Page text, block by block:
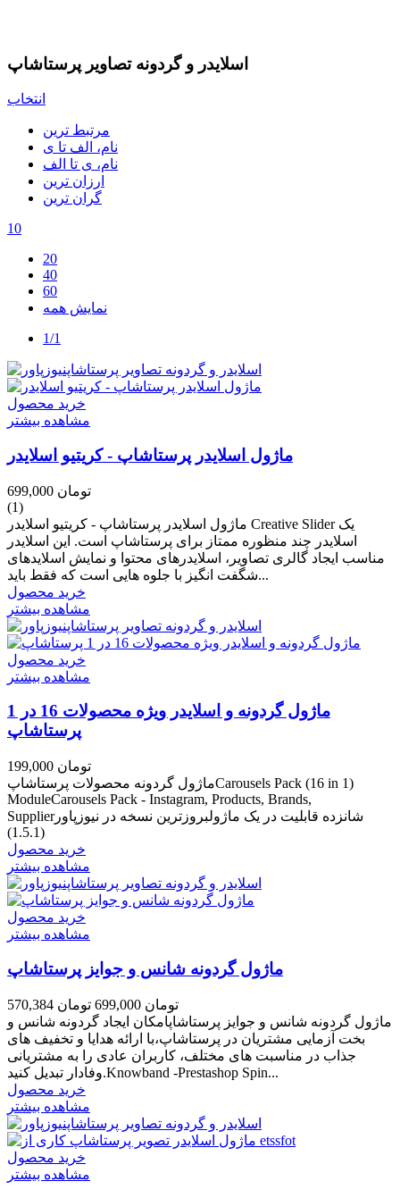
اسلایدر و گردونه تصاویر پرستاشاپ
انتخاب
مرتبط ترین
نام، الف تا ی
نام، ی تا الف
ارزان ترین
گران ترین
10
20
40
60
نمایش همه
1/1
خرید محصول
مشاهده بیشتر
ماژول اسلایدر پرستاشاپ - کریتیو اسلایدر
699,000 تومان
(1)
ماژول اسلایدر پرستاشاپ - کریتیو اسلایدر Creative Slider یک
اسلایدر چند منظوره ممتاز برای پرستاشاپ است. این اسلایدر
مناسب ایجاد گالری تصاویر، اسلایدرهای محتوا و نمایش اسلایدهای
شگفت انگیز با جلوه هایی است که فقط باید...
خرید محصول
مشاهده بیشتر
خرید محصول
مشاهده بیشتر
ماژول گردونه و اسلایدر ویژه محصولات 16 در 1
پرستاشاپ
199,000 تومان
ماژول گردونه محصولات پرستاشاپCarousels Pack (16 in 1)
ModuleCarousels Pack - Instagram, Products, Brands,
Supplierشانزده قابلیت در یک ماژولبروزترین نسخه در نیوزپاور
(1.5.1)
خرید محصول
مشاهده بیشتر
خرید محصول
مشاهده بیشتر
ماژول گردونه شانس و جوایز پرستاشاپ
570,384 تومان 699,000 تومان
ماژول گردونه شانس و جوایز پرستاشاپامکان ایجاد گردونه شانس و
بخت آزمایی مشتریان در پرستاشاپ،با ارائه هدایا و تخفیف های
جذاب در مناسبت های مختلف، کاربران عادی را به مشتریانی
وفادار تبدیل کنید.Knowband -Prestashop Spin...
خرید محصول
مشاهده بیشتر
خرید محصول
مشاهده بیشتر